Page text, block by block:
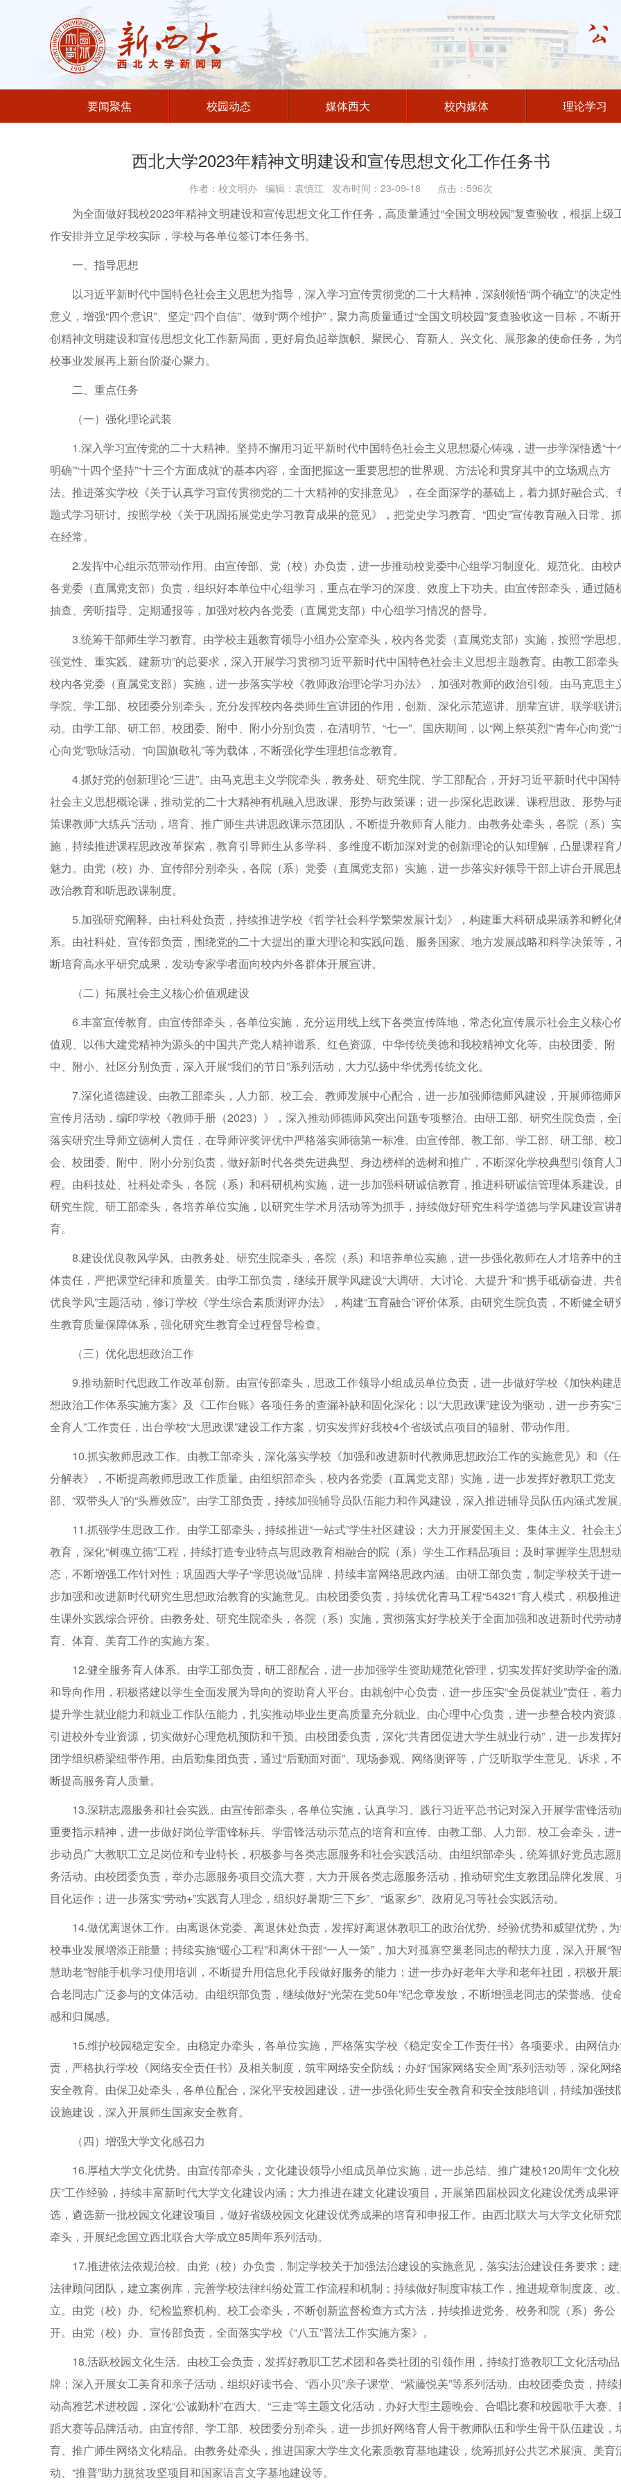
要闻聚焦 校园动态 媒体西大 校内媒体 理论学习
西北大学2023年精神文明建设和宣传思想文化工作任务书
作者：校文明办 编辑：袁慎江 发布时间：23-09-18 点击： 596次
为全面做好我校2023年精神文明建设和宣传思想文化工作任务，高质量通过“全国文明校园”复查验收，根据上级
作安排并立足学校实际，学校与各单位签订本任务书。
一、指导思想
以习近平新时代中国特色社会主义思想为指导，深入学习宣传贯彻党的二十大精神，深刻领悟“两个确立”的决定性
意义，增强“四个意识”、坚定“四个自信”、做到“两个维护”，聚力高质量通过“全国文明校园”复查验收这一目标，不断开
创精神文明建设和宣传思想文化工作新局面，更好肩负起举旗帜、聚民心、育新人、兴文化、展形象的使命任务，为
校事业发展再上新台阶凝心聚力。
二、重点任务
（一）强化理论武装
1.深入学习宣传党的二十大精神。坚持不懈用习近平新时代中国特色社会主义思想凝心铸魂，进一步学深悟透“十
明确”“十四个坚持”“十三个方面成就”的基本内容，全面把握这一重要思想的世界观、方法论和贯穿其中的立场观点方
法。推进落实学校《关于认真学习宣传贯彻党的二十大精神的安排意见》，在全面深学的基础上，着力抓好融合式、
题式学习研讨。按照学校《关于巩固拓展党史学习教育成果的意见》，把党史学习教育、“四史”宣传教育融入日常、抓
在经常。
2.发挥中心组示范带动作用。由宣传部、党（校）办负责，进一步推动校党委中心组学习制度化、规范化。由校
各党委（直属党支部）负责，组织好本单位中心组学习，重点在学习的深度、效度上下功夫。由宣传部牵头，通过随
抽查、旁听指导、定期通报等，加强对校内各党委（直属党支部）中心组学习情况的督导。
3.统筹干部师生学习教育。由学校主题教育领导小组办公室牵头，校内各党委（直属党支部）实施，按照“学思想、
强党性、重实践、建新功”的总要求，深入开展学习贯彻习近平新时代中国特色社会主义思想主题教育。由教工部牵头
校内各党委（直属党支部）实施，进一步落实学校《教师政治理论学习办法》，加强对教师的政治引领。由马克思主
学院、学工部、校团委分别牵头，充分发挥校内各类师生宣讲团的作用，创新、深化示范巡讲、朋辈宣讲、联学联讲
动。由学工部、研工部、校团委、附中、附小分别负责，在清明节、“七一”、国庆期间，以“网上祭英烈”“青年心向党”“
心向党”歌咏活动、“向国旗敬礼”等为载体，不断强化学生理想信念教育。
4.抓好党的创新理论“三进”。由马克思主义学院牵头，教务处、研究生院、学工部配合，开好习近平新时代中国
社会主义思想概论课，推动党的二十大精神有机融入思政课、形势与政策课；进一步深化思政课、课程思政、形势与
策课教师“大练兵”活动，培育、推广师生共讲思政课示范团队，不断提升教师育人能力。由教务处牵头，各院（系）实
施，持续推进课程思政改革探索，教育引导师生从多学科、多维度不断加深对党的创新理论的认知理解，凸显课程育
魅力。由党（校）办、宣传部分别牵头，各院（系）党委（直属党支部）实施，进一步落实好领导干部上讲台开展思
政治教育和听思政课制度。
5.加强研究阐释。由社科处负责，持续推进学校《哲学社会科学繁荣发展计划》，构建重大科研成果涵养和孵化
系。由社科处、宣传部负责，围绕党的二十大提出的重大理论和实践问题、服务国家、地方发展战略和科学决策等，
断培育高水平研究成果，发动专家学者面向校内外各群体开展宣讲。
（二）拓展社会主义核心价值观建设
6.丰富宣传教育。由宣传部牵头，各单位实施，充分运用线上线下各类宣传阵地，常态化宣传展示社会主义核心
值观、以伟大建党精神为源头的中国共产党人精神谱系、红色资源、中华传统美德和我校精神文化等。由校团委、附
中、附小、社区分别负责，深入开展“我们的节日”系列活动，大力弘扬中华优秀传统文化。
7.深化道德建设。由教工部牵头，人力部、校工会、教师发展中心配合，进一步加强师德师风建设，开展师德师
宣传月活动，编印学校《教师手册（2023）》，深入推动师德师风突出问题专项整治。由研工部、研究生院负责，全
落实研究生导师立德树人责任，在导师评奖评优中严格落实师德第一标准。由宣传部、教工部、学工部、研工部、校
会、校团委、附中、附小分别负责，做好新时代各类先进典型、身边榜样的选树和推广，不断深化学校典型引领育人
程。由科技处、社科处牵头，各院（系）和科研机构实施，进一步加强科研诚信教育，推进科研诚信管理体系建设。
研究生院、研工部牵头，各培养单位实施，以研究生学术月活动等为抓手，持续做好研究生科学道德与学风建设宣讲
育。
8.建设优良教风学风。由教务处、研究生院牵头，各院（系）和培养单位实施，进一步强化教师在人才培养中的
体责任，严把课堂纪律和质量关。由学工部负责，继续开展学风建设“大调研、大讨论、大提升”和“携手砥砺奋进、共
优良学风”主题活动，修订学校《学生综合素质测评办法》，构建“五育融合”评价体系。由研究生院负责，不断健全研
生教育质量保障体系，强化研究生教育全过程督导检查。
（三）优化思想政治工作
9.推动新时代思政工作改革创新。由宣传部牵头，思政工作领导小组成员单位负责，进一步做好学校《加快构建
想政治工作体系实施方案》及《工作台账》各项任务的查漏补缺和固化深化；以“大思政课”建设为驱动，进一步夯实“
全育人”工作责任，出台学校“大思政课”建设工作方案，切实发挥好我校4个省级试点项目的辐射、带动作用。
10.抓实教师思政工作。由教工部牵头，深化落实学校《加强和改进新时代教师思想政治工作的实施意见》和《
分解表》，不断提高教师思政工作质量。由组织部牵头，校内各党委（直属党支部）实施，进一步发挥好教职工党支
部、“双带头人”的“头雁效应”。由学工部负责，持续加强辅导员队伍能力和作风建设，深入推进辅导员队伍内涵式发展。
11.抓强学生思政工作。由学工部牵头，持续推进“一站式”学生社区建设；大力开展爱国主义、集体主义、社会主
教育，深化“树魂立德”工程，持续打造专业特点与思政教育相融合的院（系）学生工作精品项目；及时掌握学生思想动
态，不断增强工作针对性；巩固西大学子“学思说做”品牌，持续丰富网络思政内涵。由研工部负责，制定学校关于进一
步加强和改进新时代研究生思想政治教育的实施意见。由校团委负责，持续优化青马工程“54321”育人模式，积极推
生课外实践综合评价。由教务处、研究生院牵头，各院（系）实施，贯彻落实好学校关于全面加强和改进新时代劳动
育、体育、美育工作的实施方案。
12.健全服务育人体系。由学工部负责，研工部配合，进一步加强学生资助规范化管理，切实发挥好奖助学金的
和导向作用，积极搭建以学生全面发展为导向的资助育人平台。由就创中心负责，进一步压实“全员促就业”责任，着力
提升学生就业能力和就业工作队伍能力，扎实推动毕业生更高质量充分就业。由心理中心负责，进一步整合校内资源，
引进校外专业资源，切实做好心理危机预防和干预。由校团委负责，深化“共青团促进大学生就业行动”，进一步发挥
团学组织桥梁纽带作用。由后勤集团负责，通过“后勤面对面”、现场参观、网络测评等，广泛听取学生意见、诉求，不
断提高服务育人质量。
13.深耕志愿服务和社会实践。由宣传部牵头，各单位实施，认真学习、践行习近平总书记对深入开展学雷锋活
重要指示精神，进一步做好岗位学雷锋标兵、学雷锋活动示范点的培育和宣传。由教工部、人力部、校工会牵头，进
步动员广大教职工立足岗位和专业特长，积极参与各类志愿服务和社会实践活动。由组织部牵头，统筹抓好党员志愿
务活动。由校团委负责，举办志愿服务项目交流大赛，大力开展各类志愿服务活动，推动研究生支教团品牌化发展、
目化运作；进一步落实“劳动+”实践育人理念，组织好暑期“三下乡”、“返家乡”、政府见习等社会实践活动。
14.做优离退休工作。由离退休党委、离退休处负责，发挥好离退休教职工的政治优势、经验优势和威望优势，
校事业发展增添正能量；持续实施“暖心工程”和离休干部“一人一策”，加大对孤寡空巢老同志的帮扶力度，深入开展“智
慧助老”智能手机学习使用培训，不断提升用信息化手段做好服务的能力；进一步办好老年大学和老年社团，积极开
合老同志广泛参与的文体活动。由组织部负责，继续做好“光荣在党50年”纪念章发放，不断增强老同志的荣誉感、使
感和归属感。
15.维护校园稳定安全。由稳定办牵头，各单位实施，严格落实学校《稳定安全工作责任书》各项要求。由网信
责，严格执行学校《网络安全责任书》及相关制度，筑牢网络安全防线；办好“国家网络安全周”系列活动等，深化网络
安全教育。由保卫处牵头，各单位配合，深化平安校园建设，进一步强化师生安全教育和安全技能培训，持续加强技
设施建设，深入开展师生国家安全教育。
（四）增强大学文化感召力
16.厚植大学文化优势。由宣传部牵头，文化建设领导小组成员单位实施，进一步总结、推广建校120周年“文化校
庆”工作经验，持续丰富新时代大学文化建设内涵；大力推进在建文化建设项目，开展第四届校园文化建设优秀成果评
选，遴选新一批校园文化建设项目，做好省级校园文化建设优秀成果的培育和申报工作。由西北联大与大学文化研究
牵头，开展纪念国立西北联合大学成立85周年系列活动。
17.推进依法依规治校。由党（校）办负责，制定学校关于加强法治建设的实施意见，落实法治建设任务要求；
法律顾问团队，建立案例库，完善学校法律纠纷处置工作流程和机制；持续做好制度审核工作，推进规章制度废、改、
立。由党（校）办、纪检监察机构、校工会牵头，不断创新监督检查方式方法，持续推进党务、校务和院（系）务公
开。由党（校）办、宣传部负责，全面落实学校《“八五”普法工作实施方案》。
18.活跃校园文化生活。由校工会负责，发挥好教职工艺术团和各类社团的引领作用，持续打造教职工文化活动品
牌；深入开展女工美育和亲子活动，组织好读书会、“西小贝”亲子课堂、“紫藤悦美”等系列活动。由校团委负责，持续
动高雅艺术进校园，深化“公诚勤朴”在西大、“三走”等主题文化活动，办好大型主题晚会、合唱比赛和校园歌手大赛
蹈大赛等品牌活动。由宣传部、学工部、校团委分别牵头，进一步抓好网络育人骨干教师队伍和学生骨干队伍建设，
育、推广师生网络文化精品。由教务处牵头，推进国家大学生文化素质教育基地建设，统筹抓好公共艺术展演、美育
动、“推普”助力脱贫攻坚项目和国家语言文字基地建设等。